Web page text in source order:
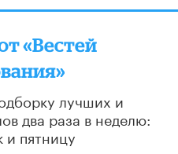
«Вестей
лучших и
два раза в неделю:
и пятницу